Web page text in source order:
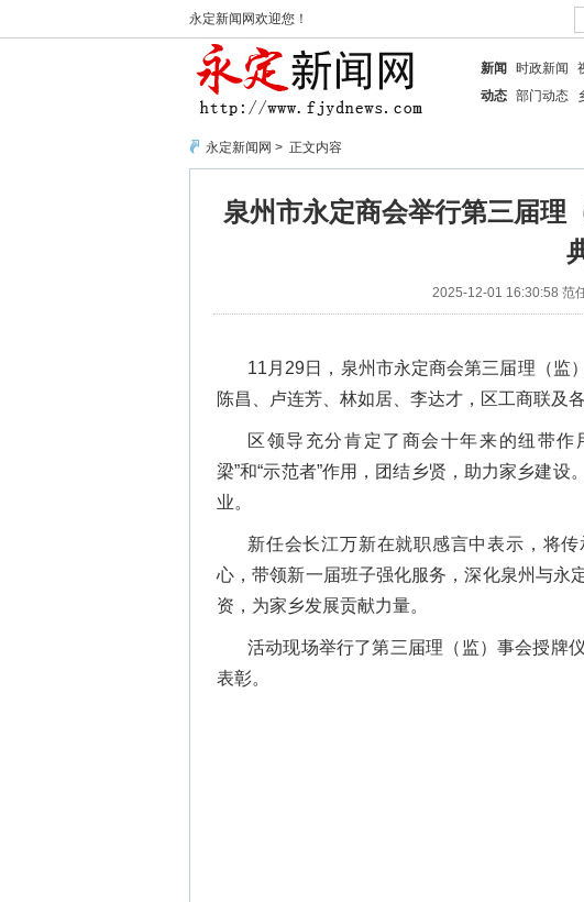
永定新闻网欢迎您！
新闻 时政新闻
动态 部门动态
永定新闻网 > 正文内容
泉州市永定商会举行第三届理
2025-12-01 16:30:58 范
11月29日，泉州市永定商会第三届理（监
陈昌、卢连芳、林如居、李达才，区工商联及
区领导充分肯定了商会十年来的纽带作
梁”和“示范者”作用，团结乡贤，助力家乡建
业。
新任会长江万新在就职感言中表示，将
心，带领新一届班子强化服务，深化泉州与永
资，为家乡发展贡献力量。
活动现场举行了第三届理（监）事会授牌
表彰。